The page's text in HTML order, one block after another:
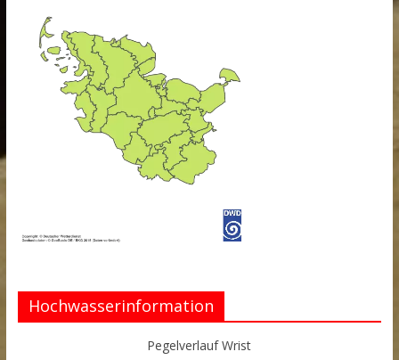
Hochwasserinformation
Pegelverlauf Wrist